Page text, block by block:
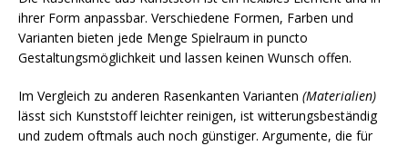
ihrer Form anpassbar. Verschiedene Formen, Farben und
Varianten bieten jede Menge Spielraum in puncto
Gestaltungsmöglichkeit und lassen keinen Wunsch offen.
Im Vergleich zu anderen Rasenkanten Varianten (Materialien)
lässt sich Kunststoff leichter reinigen, ist witterungsbeständig
und zudem oftmals auch noch günstiger. Argumente, die für